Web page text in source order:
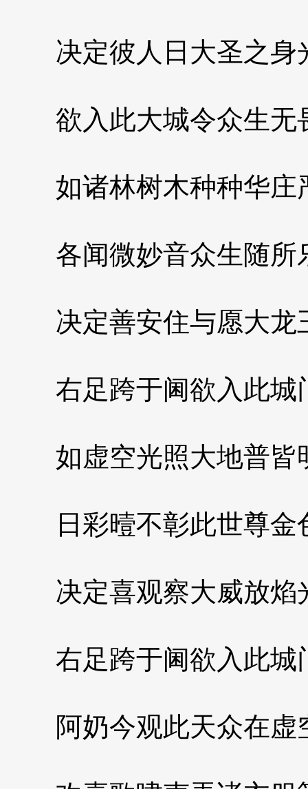
决定彼人日大圣之身
欲入此大城令众生无
如诸林树木种种华庄
各闻微妙音众生随所
决定善安住与愿大龙
右足跨于阃欲入此城
如虚空光照大地普皆
日彩曀不彰此世尊金
决定喜观察大威放焰
右足跨于阃欲入此城
阿奶今观此天众在虚